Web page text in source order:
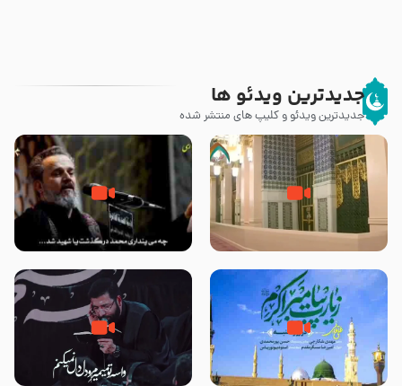
جدیدترین ویدئو ها
جدیدترین ویدئو و کلیپ های منتشر شده
زیارت پیامبر اکرم صلی الله علیه و
اله و سلم در مدینه به همراه
مرگ یا قتل – ملا باسم کربلایی
زیارت پیامبر اکرم صلی الله علیه و
آله در روز شنبه با نوای علی فانی
مصداق کربلا – حاج حسین سیب
سرخی